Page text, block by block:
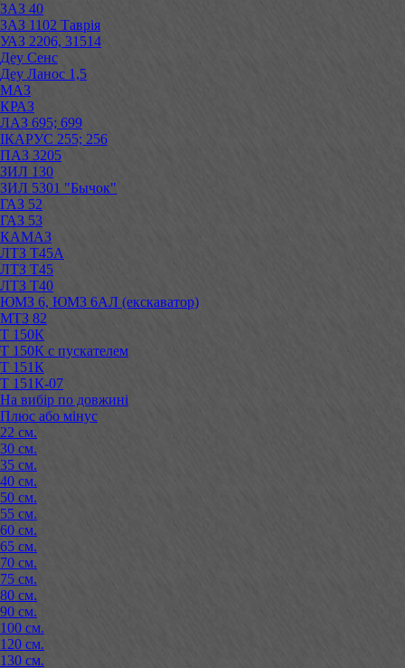
ЗАЗ 40
ЗАЗ 1102 Таврія
УАЗ 2206, 31514
Деу Сенс
Деу Ланос 1,5
МАЗ
КРАЗ
ЛАЗ 695; 699
ІКАРУС 255; 256
ПАЗ 3205
ЗИЛ 130
ЗИЛ 5301 "Бычок"
ГАЗ 52
ГАЗ 53
КАМАЗ
ЛТЗ Т45А
ЛТЗ Т45
ЛТЗ Т40
ЮМЗ 6, ЮМЗ 6АЛ (екскаватор)
МТЗ 82
Т 150К
Т 150К с пускателем
Т 151К
Т 151К-07
На вибір по довжині
Плюс або мінус
22 см.
30 см.
35 см.
40 см.
50 см.
55 см.
60 см.
65 см.
70 см.
75 см.
80 см.
90 см.
100 см.
120 см.
130 см.